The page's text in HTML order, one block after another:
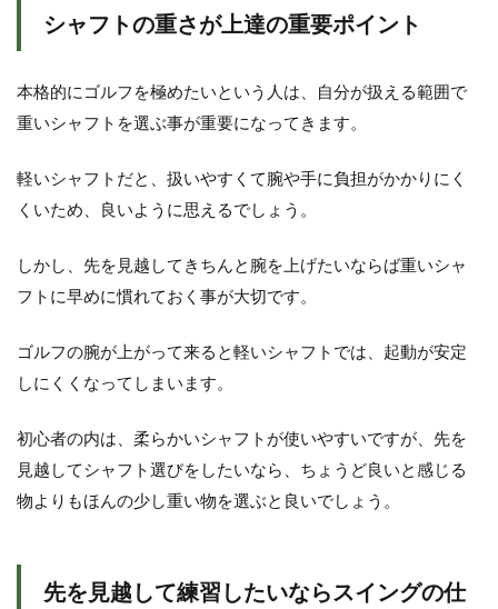
シャフトの重さが上達の重要ポイント
本格的にゴルフを極めたいという人は、自分が扱える範囲で
重いシャフトを選ぶ事が重要になってきます。
軽いシャフトだと、扱いやすくて腕や手に負担がかかりにく
くいため、良いように思えるでしょう。
しかし、先を見越してきちんと腕を上げたいならば重いシャ
フトに早めに慣れておく事が大切です。
ゴルフの腕が上がって来ると軽いシャフトでは、起動が安定
しにくくなってしまいます。
初心者の内は、柔らかいシャフトが使いやすいですが、先を
見越してシャフト選びをしたいなら、ちょうど良いと感じる
物よりもほんの少し重い物を選ぶと良いでしょう。
先を見越して練習したいならスイングの仕